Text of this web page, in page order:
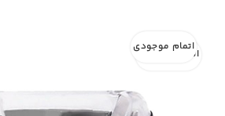
اتمام موجودی
اتمام موجودی